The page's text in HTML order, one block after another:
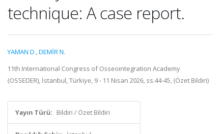
technique: A case report.
YAMAN D.,DEMİR N.
11th International Congress of Osseointegration Academy
(OSSEDER), İstanbul, Türkiye, 9 - 11 Nisan 2026, ss.44-45, (Özet Bildiri)
Yayın Türü: Bildiri / Özet Bildiri